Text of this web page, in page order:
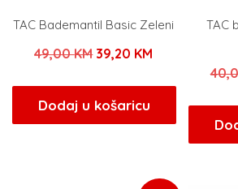
TAC Bademantil Basic Zeleni
49,00KM Izvorna
bila
je:
39,20 KM
39,20 KM.
Dodaj u košaricu
TAC